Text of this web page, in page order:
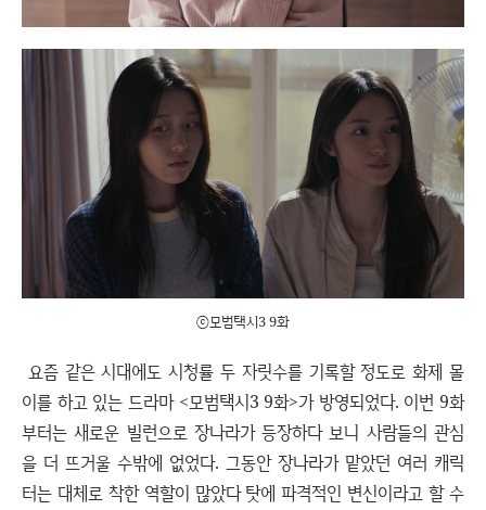
ⓒ모범택시3 9화
요즘 같은 시대에도 시청률 두 자릿수를 기록할 정도로 화제 몰
이를 하고 있는 드라마 <모범택시3 9화>가 방영되었다. 이번 9화
부터는 새로운 빌런으로 장나라가 등장하다 보니 사람들의 관심
을 더 뜨거울 수밖에 없었다. 그동안 장나라가 맡았던 여러 캐릭
터는 대체로 착한 역할이 많았다 탓에 파격적인 변신이라고 할 수